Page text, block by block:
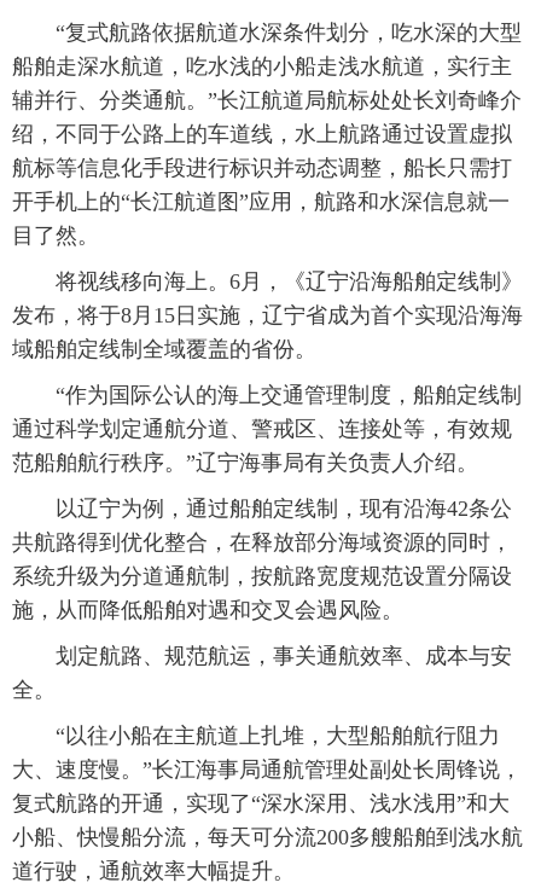
“复式航路依据航道水深条件划分，吃水深的大型
船舶走深水航道，吃水浅的小船走浅水航道，实行主
辅并行、分类通航。”长江航道局航标处处长刘奇峰介
绍，不同于公路上的车道线，水上航路通过设置虚拟
航标等信息化手段进行标识并动态调整，船长只需打
开手机上的“长江航道图”应用，航路和水深信息就一
目了然。
将视线移向海上。6月，《辽宁沿海船舶定线制》
发布，将于8月15日实施，辽宁省成为首个实现沿海海
域船舶定线制全域覆盖的省份。
“作为国际公认的海上交通管理制度，船舶定线制
通过科学划定通航分道、警戒区、连接处等，有效规
范船舶航行秩序。”辽宁海事局有关负责人介绍。
以辽宁为例，通过船舶定线制，现有沿海42条公
共航路得到优化整合，在释放部分海域资源的同时，
系统升级为分道通航制，按航路宽度规范设置分隔设
施，从而降低船舶对遇和交叉会遇风险。
划定航路、规范航运，事关通航效率、成本与安
全。
“以往小船在主航道上扎堆，大型船舶航行阻力
大、速度慢。”长江海事局通航管理处副处长周锋说，
复式航路的开通，实现了“深水深用、浅水浅用”和大
小船、快慢船分流，每天可分流200多艘船舶到浅水航
道行驶，通航效率大幅提升。